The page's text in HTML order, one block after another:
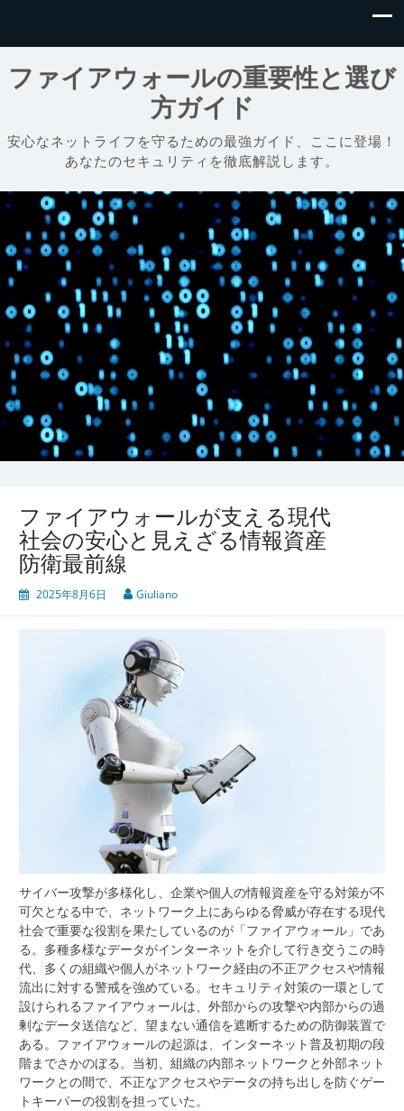
ファイアウォールの重要性と選び
方ガイド
安心なネットライフを守るための最強ガイド、ここに登場！
あなたのセキュリティを徹底解説します。
ファイアウォールが支える現代
社会の安心と見えざる情報資産
防衛最前線
2025年8月6日 Giuliano
サイバー攻撃が多様化し、企業や個人の情報資産を守る対策が不
可欠となる中で、ネットワーク上にあらゆる脅威が存在する現代
社会で重要な役割を果たしているのが「ファイアウォール」であ
る。 多種多様なデータがインターネットを介して行き交うこの時
代、多くの組織や個人がネットワーク経由の不正アクセスや情報
流出に対する警戒を強めている。セキュリティ対策の一環として
設けられるファイアウォールは、外部からの攻撃や内部からの過
剰なデータ送信など、望まない通信を遮断するための防御装置で
ある。ファイアウォールの起源は、インターネット普及初期の段
階までさかのぼる。当初、組織の内部ネットワークと外部ネット
ワークとの間で、不正なアクセスやデータの持ち出しを防ぐゲー
トキーパーの役割を担っていた。